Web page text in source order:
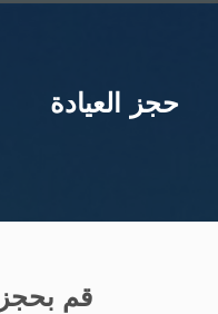
حجز العيادة
قم بحجز